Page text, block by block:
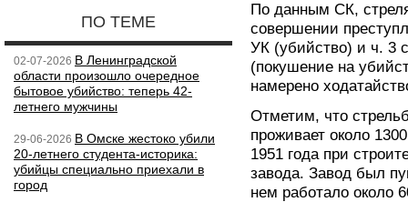
ПО ТЕМЕ
02-07-2026 В Ленинградской
области произошло очередное
бытовое убийство: теперь 42-
летнего мужчины
29-06-2026 В Омске жестоко убили
20-летнего студента-историка:
убийцы специально приехали в
город
По данным СК,
совершении
УК (убийство) и ч. 3
(покушение на
намерено
Отметим, что
проживает около
1951 года при
завода. Завод был
нем работало около